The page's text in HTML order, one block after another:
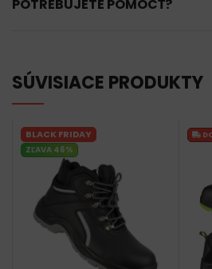
POTREBUJETE POMÔCŤ?
SÚVISIACE PRODUKTY
BLACK FRIDAY
ZĽAVA 46%